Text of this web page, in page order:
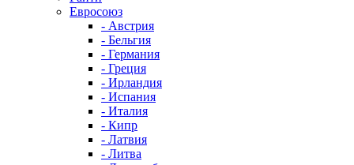
Евросоюз
- Австрия
- Бельгия
- Германия
- Греция
- Ирландия
- Испания
- Италия
- Кипр
- Латвия
- Литва